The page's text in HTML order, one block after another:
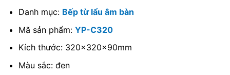
Danh mục: Bếp từ lẩu âm bàn
Mã sản phẩm: YP-C320
Kích thước: 320x320x90mm
Màu sắc: đen